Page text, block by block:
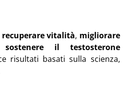
recuperare vitalità, migliorare
sostenere il testosterone
risultati basati sulla scienza,